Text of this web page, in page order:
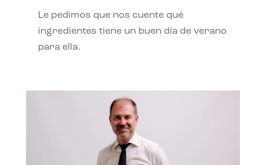
Le pedimos que nos cuente qué
ingredientes tiene un buen día de verano
para ella.